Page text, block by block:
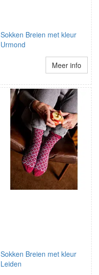
Sokken Breien met kleur
Urmond
Meer info
Sokken Breien met kleur
Leiden